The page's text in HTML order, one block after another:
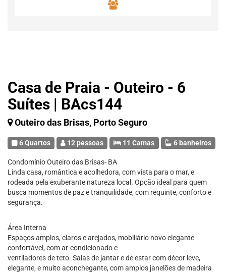
Casa de Praia - Outeiro - 6
Suítes | BAcs144
Outeiro das Brisas, Porto Seguro
6 Quartos 12 pessoas 11 Camas 6 banheiros
Condomínio Outeiro das Brisas- BA
Linda casa, romântica e acolhedora, com vista para o mar, e
rodeada pela exuberante natureza local. Opção ideal para quem
busca momentos de paz e tranquilidade, com requinte, conforto e
segurança.
Área Interna
Espaços amplos, claros e arejados, mobiliário novo elegante
confortável, com ar-condicionado e
ventiladores de teto. Salas de jantar e de estar com décor leve,
elegante, e muito aconchegante, com amplos janelões de madeira